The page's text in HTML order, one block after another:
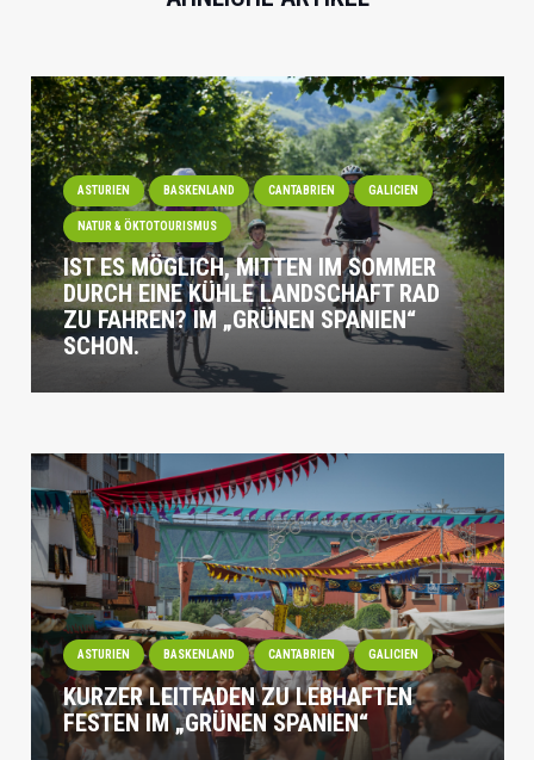
ASTURIEN BASKENLAND CANTABRIEN GALICIEN
NATUR & ÖKTOTOURISMUS
IST ES MÖGLICH, MITTEN IM SOMMER
DURCH EINE KÜHLE LANDSCHAFT RAD
ZU FAHREN? IM „GRÜNEN SPANIEN“
SCHON.
ASTURIEN BASKENLAND CANTABRIEN GALICIEN
KURZER LEITFADEN ZU LEBHAFTEN
FESTEN IM „GRÜNEN SPANIEN“